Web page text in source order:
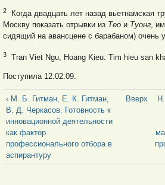
2
Когда двадцать лет назад вьетнамская
Москву показать отрывки из Тео и Туонг,
сидящий на авансцене с барабаном) очень
3 Tran Viet Ngu, Hoang Kieu. Tim hieu san
Поступила 12.02.09.
‹ М. Б. Гитман, Е. К. Гитман,
В. Д. Черкасов. Готовность к
инновационной деятельности
как фактор
профессионального отбора в
аспирантуру
Вверх